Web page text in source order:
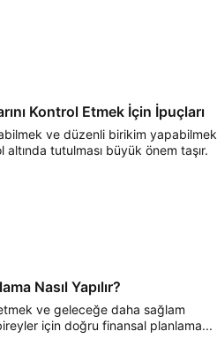
Kontrol Etmek İçin İpuçları
ve düzenli birikim yapabilmek
altında tutulması büyük önem taşır.
Nasıl Yapılır?
ve geleceğe daha sağlam
için doğru finansal planlama...